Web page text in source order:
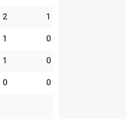
2 1
1 0
1 0
0 0